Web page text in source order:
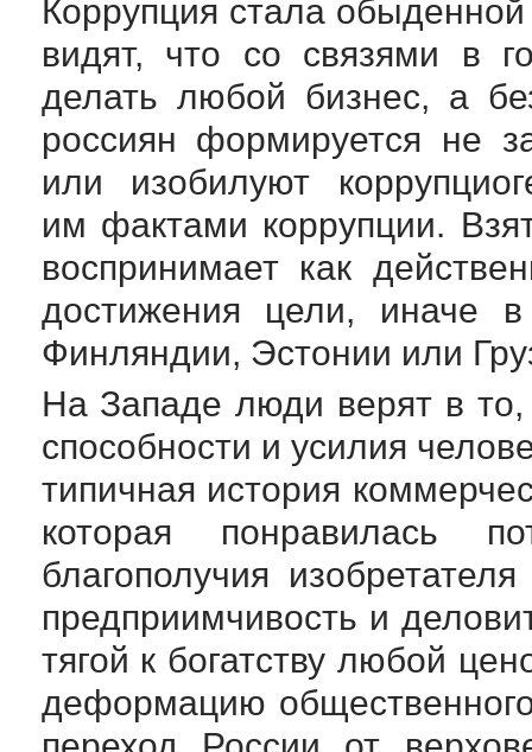
Коррупция стала
видят, что со связями в
делать любой бизнес, а
россиян формируется не
или изобилуют
им фактами коррупции.
воспринимает как
достижения цели, иначе
Финляндии, Эстонии или
На Западе люди верят в
способности и усилия
типичная история
которая понравилась
благополучия
предприимчивость и
тягой к богатству любой
деформацию